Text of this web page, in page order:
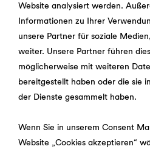
Website analysiert werden.
Informationen zu Ihrer
unsere Partner für soziale
weiter. Unsere Partner führen
möglicherweise mit weiteren
bereitgestellt haben oder die sie
der Dienste gesammelt haben.
Wenn Sie in unserem Consent
Website „Cookies akzeptieren“